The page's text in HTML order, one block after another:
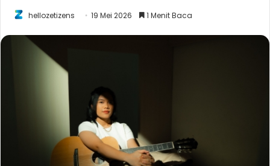
hellozetizens 19 Mei 2026 1 Menit Baca